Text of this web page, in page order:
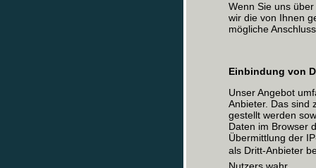
Wenn Sie uns
wir die von Ihnen
mögliche
Einbindung von
Unser Angebot
Anbieter. Das sind
gestellt werden
Daten im Browser
Übermittlung der
als Dritt-Anbieter